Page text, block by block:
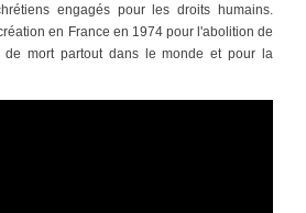
engagés pour les droits humains.
en France en 1974 pour l'abolition de
mort partout dans le monde et pour la